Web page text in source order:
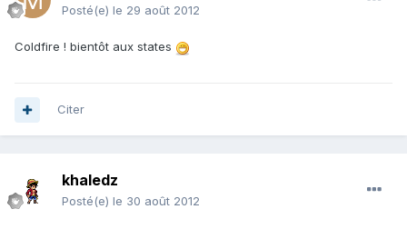
Posté(e) le 29 août 2012
Coldfire ! bientôt aux states
Citer
khaledz
Posté(e) le 30 août 2012